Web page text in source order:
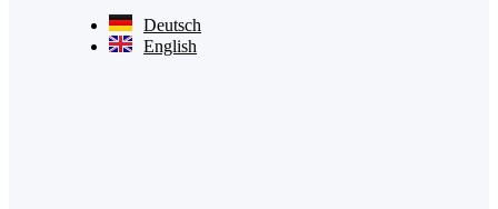
Deutsch
English